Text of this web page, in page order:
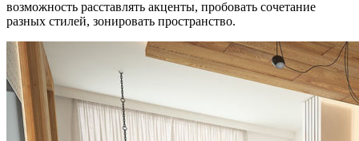
возможность расставлять акценты, пробовать сочетание
разных стилей, зонировать пространство.